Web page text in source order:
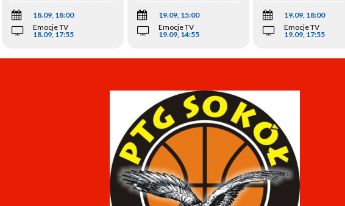
18.09, 18:00
Emocje TV
18.09, 17:55
19.09, 15:00
Emocje TV
19.09, 14:55
19.09, 18:00
Emocje TV
19.09, 17:55